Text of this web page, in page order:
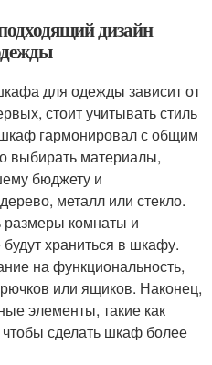
дизайн
для одежды зависит от
стоит учитывать стиль
гармонировал с общим
выбирать материалы,
бюджету и
металл или стекло.
размеры комнаты и
храниться в шкафу.
на функциональность,
или ящиков. Наконец,
элементы, такие как
сделать шкаф более